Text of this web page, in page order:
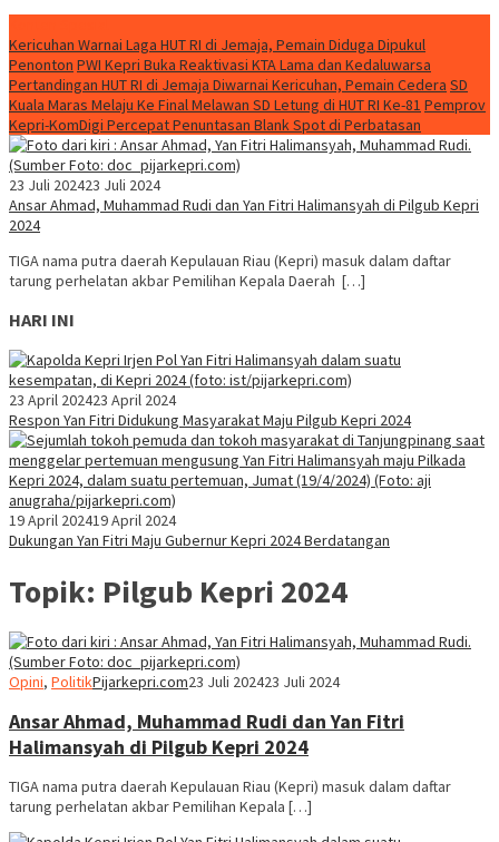
Kericuhan Warnai Laga HUT RI di Jemaja, Pemain Diduga Dipukul
Penonton PWI Kepri Buka Reaktivasi KTA Lama dan Kedaluwarsa
Pertandingan HUT RI di Jemaja Diwarnai Kericuhan, Pemain Cedera SD
Kuala Maras Melaju Ke Final Melawan SD Letung di HUT RI Ke-81 Pemprov
Kepri-KomDigi Percepat Penuntasan Blank Spot di Perbatasan
23 Juli 202423 Juli 2024
Ansar Ahmad, Muhammad Rudi dan Yan Fitri Halimansyah di Pilgub Kepri
2024
TIGA nama putra daerah Kepulauan Riau (Kepri) masuk dalam daftar
tarung perhelatan akbar Pemilihan Kepala Daerah […]
HARI INI
23 April 202423 April 2024
Respon Yan Fitri Didukung Masyarakat Maju Pilgub Kepri 2024
19 April 202419 April 2024
Dukungan Yan Fitri Maju Gubernur Kepri 2024 Berdatangan
Topik: Pilgub Kepri 2024
Opini, PolitikPijarkepri.com23 Juli 202423 Juli 2024
Ansar Ahmad, Muhammad Rudi dan Yan Fitri
Halimansyah di Pilgub Kepri 2024
TIGA nama putra daerah Kepulauan Riau (Kepri) masuk dalam daftar
tarung perhelatan akbar Pemilihan Kepala […]